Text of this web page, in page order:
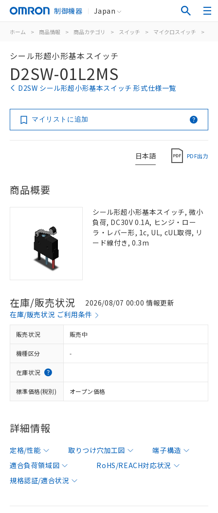
制御機器 Japan
ホーム > 商品情報 > 商品カテゴリ > スイッチ > マイクロスイッチ >
シール形超小形基本スイッチ
D2SW-01L2MS
D2SW シール形超小形基本スイッチ 形式仕様一覧
マイリストに追加
日本語 PDF出力
商品概要
シール形超小形基本スイッチ, 微小
負荷, DC30V 0.1A, ヒンジ・ロー
ラ・レバー形, 1c, UL, cUL取得, リ
ード線付き, 0.3m
在庫/販売状況
2026/08/07 00:00 情報更新
在庫/販売状況 ご利用条件
販売状況 販売中
機種区分 -
在庫状況
標準価格(税別) オープン価格
詳細情報
定格/性能 取りつけ穴加工図
端子構造
適合負荷領域図
RoHS/REACH対応状況
規格認証/適合状況